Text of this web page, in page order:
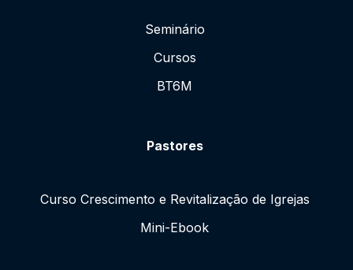
Seminário
Cursos
BT6M
Pastores
Curso Crescimento e Revitalização de Igrejas
Mini-Ebook